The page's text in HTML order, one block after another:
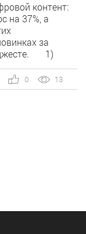
контент:
на 37%, а
за
1)
запускает
рекламу
13
0